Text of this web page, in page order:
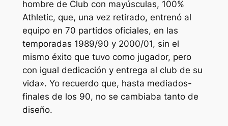
hombre de Club con mayúsculas, 100%
Athletic, que, una vez retirado, entrenó al
equipo en 70 partidos oficiales, en las
temporadas 1989/90 y 2000/01, sin el
mismo éxito que tuvo como jugador, pero
con igual dedicación y entrega al club de su
vida». Yo recuerdo que, hasta mediados-
finales de los 90, no se cambiaba tanto de
diseño.